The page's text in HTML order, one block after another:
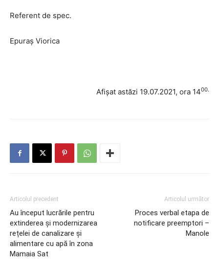
Referent de spec.
Epuraș Viorica
Afișat astăzi 19.07.2021, ora 1400.
Articolul precedent
Au început lucrările pentru
extinderea și modernizarea
rețelei de canalizare și
alimentare cu apă în zona
Mamaia Sat
Articolul următor
Proces verbal etapa de
notificare preemptori –
Manole